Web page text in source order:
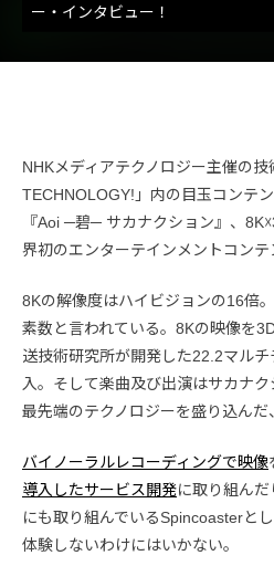
ー・インタビュー！
NHKメディアテクノロジー主催の
TECHNOLOGY!」内の目玉コンテ
『Aoi ─碧─ サカナクション』、
界初のエンターテインメントコンテ
8Kの解像度はハイビジョンの16倍
素数と言われている。8Kの映像を
送技術研究所が開発した22.2マル
入。そして楽曲及び出演はサカナ
最先端のテクノロジーを盛り込んだ
バイノーラルレコーディングで映像
導入したサービス開発に取り組ん
にも取り組んでいるSpincoasterと
体験しないわけにはいかない。